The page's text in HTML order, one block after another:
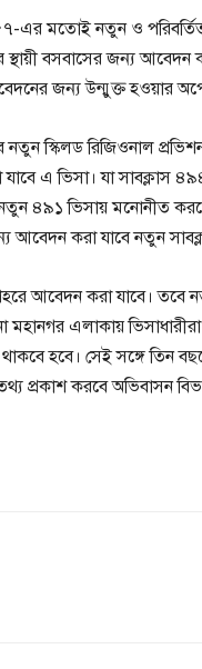
এর মতোই নতুন ও
বসবাসের জন্য
জন্য উন্মুক্ত হওয়ার
স্কিলড রিজিওনাল
এ ভিসা। যা সাবক্লাস
নতুন ৪৯১ ভিসায় মনোনীত
আবেদন করা যাবে নতুন
আবেদন করা যাবে। তবে
এলাকায়
হবে। সেই সঙ্গে তিন
প্রকাশ করবে অভিবাসন